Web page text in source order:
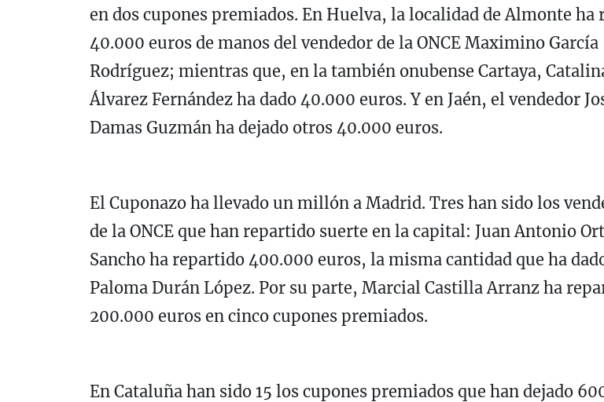
en dos cupones premiados. En Huelva, la localidad de Almonte ha
40.000 euros de manos del vendedor de la ONCE Maximino García
Rodríguez; mientras que, en la también onubense Cartaya,
Álvarez Fernández ha dado 40.000 euros. Y en Jaén, el vendedor
Damas Guzmán ha dejado otros 40.000 euros.
El Cuponazo ha llevado un millón a Madrid. Tres han sido los
de la ONCE que han repartido suerte en la capital: Juan Antonio
Sancho ha repartido 400.000 euros, la misma cantidad que ha
Paloma Durán López. Por su parte, Marcial Castilla Arranz ha
200.000 euros en cinco cupones premiados.
En Cataluña han sido 15 los cupones premiados que han dejado